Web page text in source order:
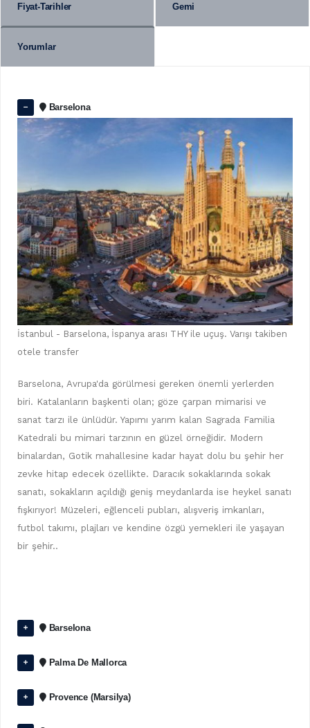
Fiyat-Tarihler Gemi
Yorumlar
Barselona
İstanbul - Barselona, İspanya arası THY ile uçuş. Varışı takiben
otele transfer
Barselona, Avrupa'da görülmesi gereken önemli yerlerden
biri. Katalanların başkenti olan; göze çarpan mimarisi ve
sanat tarzı ile ünlüdür. Yapımı yarım kalan Sagrada Familia
Katedrali bu mimari tarzının en güzel örneğidir. Modern
binalardan, Gotik mahallesine kadar hayat dolu bu şehir her
zevke hitap edecek özellikte. Daracık sokaklarında sokak
sanatı, sokakların açıldığı geniş meydanlarda ise heykel sanatı
fışkırıyor! Müzeleri, eğlenceli pubları, alışveriş imkanları,
futbol takımı, plajları ve kendine özgü yemekleri ile yaşayan
bir şehir..
Barselona
Palma De Mallorca
Provence (Marsilya)